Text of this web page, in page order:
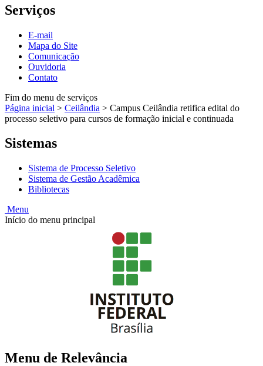
Serviços
E-mail
Mapa do Site
Comunicação
Ouvidoria
Contato
Fim do menu de serviços
Página inicial > Ceilândia > Campus Ceilândia retifica edital do
processo seletivo para cursos de formação inicial e continuada
Sistemas
Sistema de Processo Seletivo
Sistema de Gestão Acadêmica
Bibliotecas
Menu
Início do menu principal
Menu de Relevância